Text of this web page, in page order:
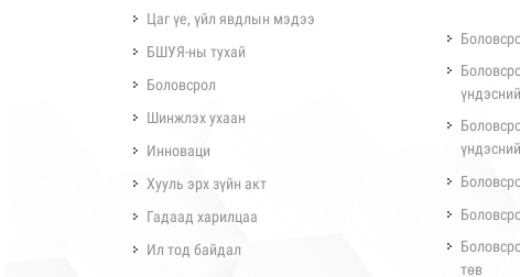
Цаг үе, үйл явдлын мэдээ
БШУЯ-ны тухай
Боловсрол
Шинжлэх ухаан
Инноваци
Хууль эрх зүйн акт
Гадаад харилцаа
Ил тод байдал
төв